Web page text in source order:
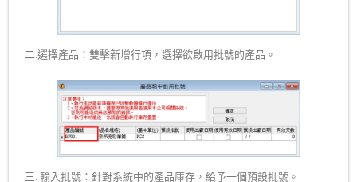
二.選擇產品：雙擊新增行項，選擇欲啟用批號的產品。
三. 輸入批號：針對系統中的產品庫存，給予一個預設批號。